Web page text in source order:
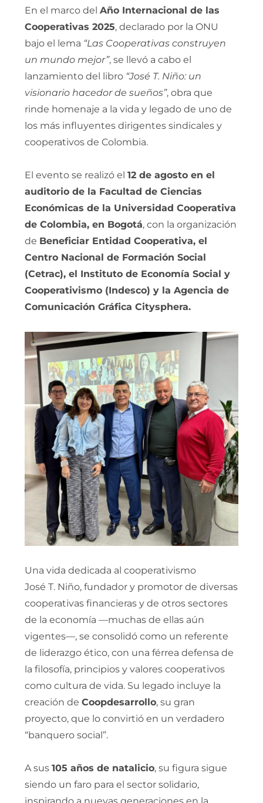
En el marco del Año Internacional de las
Cooperativas 2025, declarado por la ONU
bajo el lema “Las Cooperativas construyen
un mundo mejor”, se llevó a cabo el
lanzamiento del libro “José T. Niño: un
visionario hacedor de sueños”, obra que
rinde homenaje a la vida y legado de uno de
los más influyentes dirigentes sindicales y
cooperativos de Colombia.
El evento se realizó el 12 de agosto en el
auditorio de la Facultad de Ciencias
Económicas de la Universidad Cooperativa
de Colombia, en Bogotá, con la organización
de Beneficiar Entidad Cooperativa, el
Centro Nacional de Formación Social
(Cetrac), el Instituto de Economía Social y
Cooperativismo (Indesco) y la Agencia de
Comunicación Gráfica Citysphera.
Una vida dedicada al cooperativismo
José T. Niño, fundador y promotor de diversas
cooperativas financieras y de otros sectores
de la economía —muchas de ellas aún
vigentes—, se consolidó como un referente
de liderazgo ético, con una férrea defensa de
la filosofía, principios y valores cooperativos
como cultura de vida. Su legado incluye la
creación de Coopdesarrollo, su gran
proyecto, que lo convirtió en un verdadero
“banquero social”.
A sus 105 años de natalicio, su figura sigue
siendo un faro para el sector solidario,